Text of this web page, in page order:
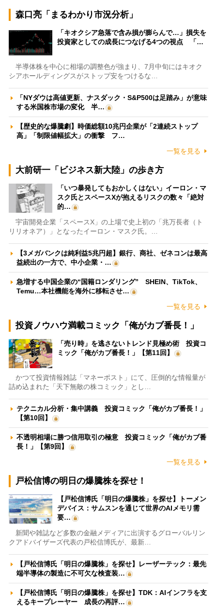
森口亮「まるわかり市況分析」
「キオクシア急落で含み損が膨らんで…」損失を
投資家としての成長につなげる4つの視点 「…
半導体株を中心に相場の調整色が強まり、7月中旬にはキオク
シアホールディングスがストップ安をつけるな…
「NYダウは高値更新、ナスダック・S&P500は足踏み」が意味
する米国株市場の変化 半…
【歴史的な爆騰劇】時価総額10兆円企業が「2連続ストップ
高」「制限値幅拡大」の衝撃 フ…
一覧を見る
大前研一「ビジネス新大陸」の歩き方
「いつ暴発してもおかしくはない」イーロン・マ
スク氏とスペースXが抱えるリスクの数々「絶対
的…
宇宙開発企業「スペースX」の上場で史上初の「兆万長者（ト
リリオネア）」となったイーロン・マスク氏。…
【3メガバンクは純利益5兆円超】銀行、商社、ゼネコンは最高
益続出の一方で、中小企業・…
急増する中国企業の“国籍ロンダリング” SHEIN、TikTok、
Temu…本社機能を海外に移転させ…
一覧を見る
投資ノウハウ満載コミック「俺がカブ番長！」
「売り時」を逃さないトレンド見極め術 投資コ
ミック「俺がカブ番長！」【第11回】
かつて投資情報雑誌「マネーポスト」にて、圧倒的な情報量が
詰め込まれた「天下無敵の株コミック」とし…
テクニカル分析・集中講義 投資コミック「俺がカブ番長！」
【第10回】
不透明相場に勝つ信用取引の極意 投資コミック「俺がカブ番
長！」【第9回】
一覧を見る
戸松信博の明日の爆騰株を探せ！
【戸松信博氏「明日の爆騰株」を探せ】トーメン
デバイス：サムスンを通じて世界のAIメモリ需
要…
新聞や雑誌など多数の金融メディアに出演するグローバルリン
クアドバイザーズ代表の戸松信博氏が、最新…
【戸松信博氏「明日の爆騰株」を探せ】レーザーテック：最先
端半導体の製造に不可欠な検査装…
【戸松信博氏「明日の爆騰株」を探せ】TDK：AIインフラを支
えるキープレーヤー 成長の再評…